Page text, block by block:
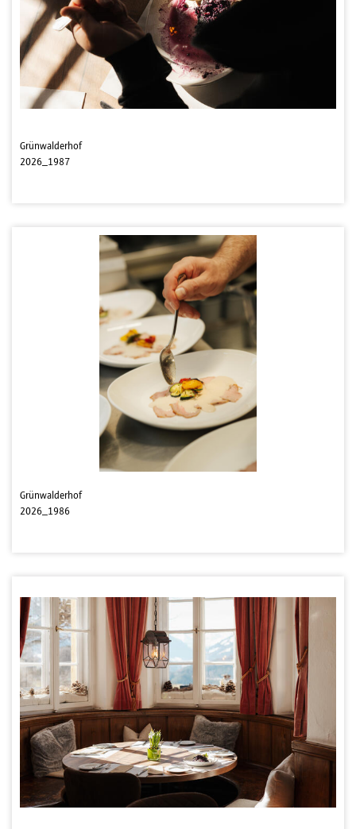
Grünwalderhof
2026_1987
Grünwalderhof
2026_1986